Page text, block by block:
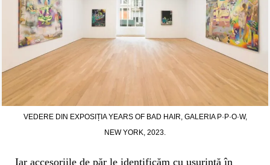
VEDERE DIN EXPOSIȚIA YEARS OF BAD HAIR, GALERIA P·P·O·W,
NEW YORK, 2023.
Iar accesoriile de păr le identificăm cu ușurință în